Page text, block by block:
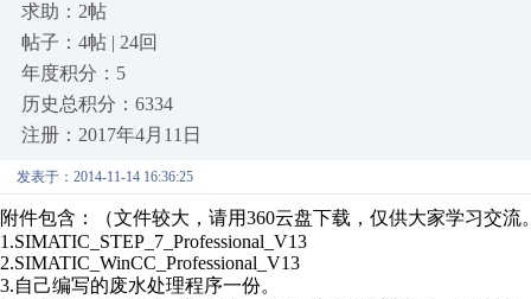
求助：2帖
帖子：4帖 | 24回
年度积分：5
历史总积分：6334
注册：2017年4月11日
发表于：2014-11-14 16:36:25
附件包含：（文件较大，请用360云盘下载，仅供大家学习交流
1.SIMATIC_STEP_7_Professional_V13
2.SIMATIC_WinCC_Professional_V13
3.自己编写的废水处理程序一份。